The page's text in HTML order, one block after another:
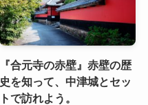
『合元寺の赤壁』赤壁の歴
史を知って、中津城とセッ
トで訪れよう。